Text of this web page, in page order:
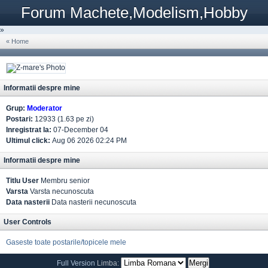
Forum Machete,Modelism,Hobby
»
« Home
Informatii despre mine
Grup: Moderator
Postari: 12933 (1.63 pe zi)
Inregistrat la: 07-December 04
Ultimul click: Aug 06 2026 02:24 PM
Informatii despre mine
Titlu User Membru senior
Varsta Varsta necunoscuta
Data nasterii Data nasterii necunoscuta
User Controls
Gaseste toate postarile/topicele mele
Full Version Limba: